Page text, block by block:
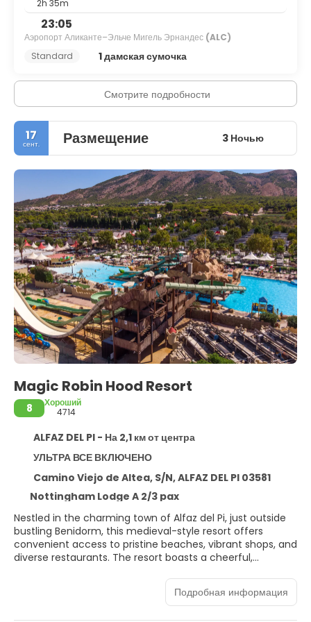
2h 35m
23:05
Аэропорт Аликанте–Эльче Мигель Эрнандес (ALC)
Standard
1 дамская сумочка
Смотрите подробности
17
сент. Размещение 3 Ночью
Magic Robin Hood Resort
8
Хороший
4714
ALFAZ DEL PI - На 2,1 км от центра
УЛЬТРА ВСЕ ВКЛЮЧЕНО
Camino Viejo de Altea, S/N, ALFAZ DEL PI 03581
Nottingham Lodge A 2/3 pax
Nestled in the charming town of Alfaz del Pi, just outside
bustling Benidorm, this medieval-style resort offers
convenient access to pristine beaches, vibrant shops, and
diverse restaurants. The resort boasts a cheerful,
comfortable bungalows equipped for a relaxing stay.
Guests can enjoy delicious meals and beverages at
unique on-site dining venues. A thrilling water park, a
Подробная информация